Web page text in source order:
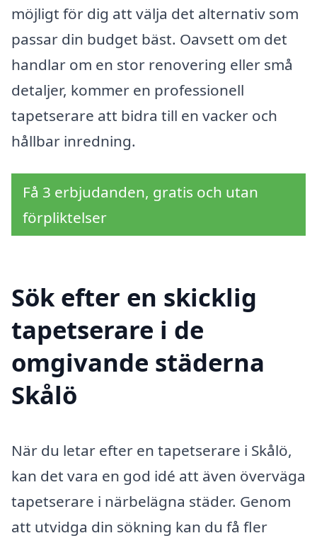
möjligt för dig att välja det alternativ som
passar din budget bäst. Oavsett om det
handlar om en stor renovering eller små
detaljer, kommer en professionell
tapetserare att bidra till en vacker och
hållbar inredning.
Få 3 erbjudanden, gratis och utan
förpliktelser
Sök efter en skicklig
tapetserare i de
omgivande städerna
Skålö
När du letar efter en tapetserare i Skålö,
kan det vara en god idé att även överväga
tapetserare i närbelägna städer. Genom
att utvidga din sökning kan du få fler